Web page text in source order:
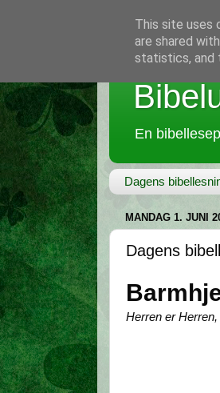
En
Dagens
MANDAG 1. JUNI
Dagens
Herren er
This site uses
are shared
statistics, and